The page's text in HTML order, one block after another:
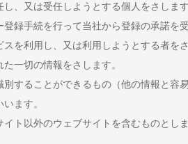
、又は受任しようとする個人をさします
録手続を行って当社から登録の承諾を
を利用し、又は利用しようとする者をさ
一切の情報をさします。
することができるもの（他の情報と容
ます。
ト以外のウェブサイトを含むものとし